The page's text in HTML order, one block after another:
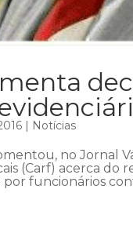
| Notícias
no Jornal
(Carf) acerca
funcionários